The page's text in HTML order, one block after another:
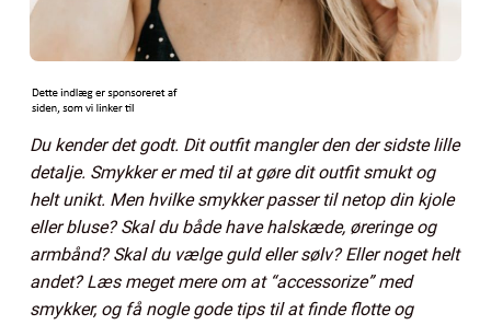
Du kender det godt. Dit outfit mangler den der sidste lille
detalje. Smykker er med til at gøre dit outfit smukt og
helt unikt. Men hvilke smykker passer til netop din kjole
eller bluse? Skal du både have halskæde, øreringe og
armbånd? Skal du vælge guld eller sølv? Eller noget helt
andet? Læs meget mere om at “accessorize” med
smykker, og få nogle gode tips til at finde flotte og